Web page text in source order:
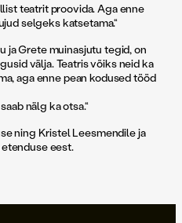
teatrit proovida. Aga enne
selgeks katsetama.“
ja Grete muinasjutu tegid, on
välja. Teatris võiks neid ka
aga enne pean kodused tööd
nälg ka otsa.“
ning Kristel Leesmendile ja
eest.